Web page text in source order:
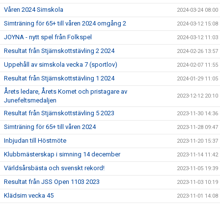
Våren 2024 Simskola 2024-03-24 08:00
Simträning för 65+ till våren 2024 omgång 2 2024-03-12 15:08
JOYNA - nytt spel från Folkspel 2024-03-12 11:03
Resultat från Stjärnskottstävling 2 2024 2024-02-26 13:57
Uppehåll av simskola vecka 7 (sportlov) 2024-02-07 11:55
Resultat från Stjärnskottstävling 1 2024 2024-01-29 11:05
Årets ledare, Årets Komet och pristagare av
Junefeltsmedaljen
2023-12-12 20:10
Resultat från Stjärnskottstävling 5 2023 2023-11-30 14:36
Simträning för 65+ till våren 2024 2023-11-28 09:47
Inbjudan till Höstmöte 2023-11-20 15:37
Klubbmästerskap i simning 14 december 2023-11-14 11:42
Världsårsbästa och svenskt rekord! 2023-11-05 19:39
Resultat från JSS Open 1103 2023 2023-11-03 10:19
Klädsim vecka 45 2023-11-01 14:08